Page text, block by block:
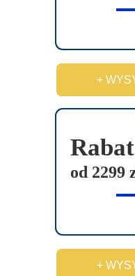
+
Rabat
od 2299
+